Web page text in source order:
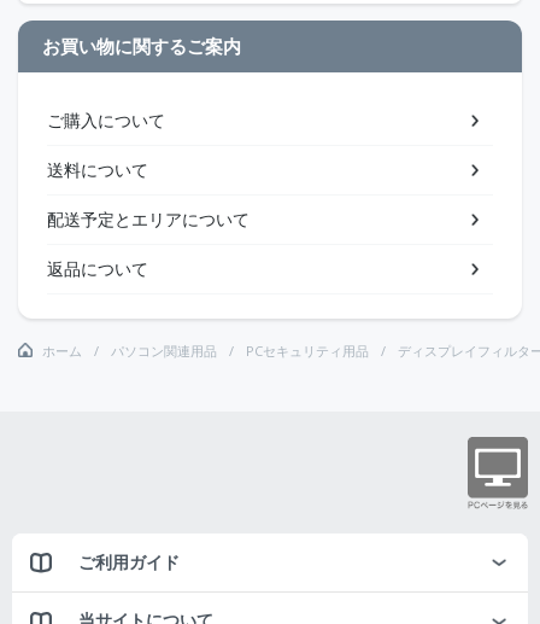
お買い物に関するご案内
ご購入について
送料について
配送予定とエリアについて
返品について
ホーム パソコン関連用品 PCセキュリティ用品 ディスプレイフィルタ
ご利用ガイド